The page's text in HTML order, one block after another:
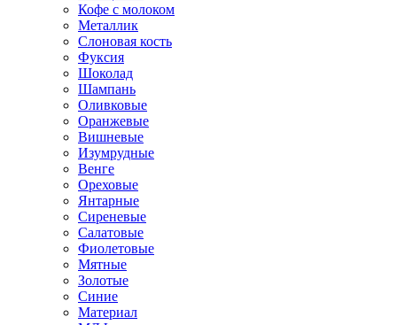
Кофе с молоком
Металлик
Слоновая кость
Фуксия
Шоколад
Шампань
Оливковые
Оранжевые
Вишневые
Изумрудные
Венге
Ореховые
Янтарные
Сиреневые
Салатовые
Фиолетовые
Мятные
Золотые
Синие
Материал